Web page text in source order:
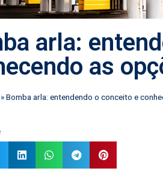
arla:
as
»Bomba arla: entendendo o conceito e